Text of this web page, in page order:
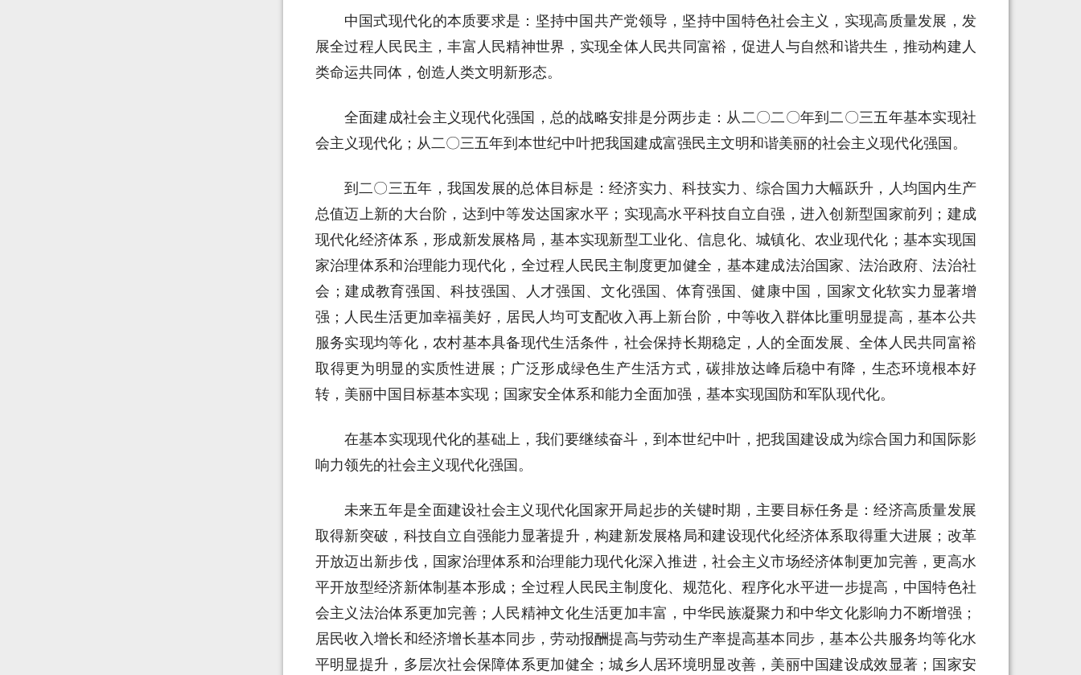
中国式现代化的本质要求是：坚持中国共产党领导，坚持中国特色社会主义，实现高质量发展，发
展全过程人民民主，丰富人民精神世界，实现全体人民共同富裕，促进人与自然和谐共生，推动构建人
类命运共同体，创造人类文明新形态。
全面建成社会主义现代化强国，总的战略安排是分两步走：从二〇二〇年到二〇三五年基本实现社
会主义现代化；从二〇三五年到本世纪中叶把我国建成富强民主文明和谐美丽的社会主义现代化强国。
到二〇三五年，我国发展的总体目标是：经济实力、科技实力、综合国力大幅跃升，人均国内生产
总值迈上新的大台阶，达到中等发达国家水平；实现高水平科技自立自强，进入创新型国家前列；建成
现代化经济体系，形成新发展格局，基本实现新型工业化、信息化、城镇化、农业现代化；基本实现国
家治理体系和治理能力现代化，全过程人民民主制度更加健全，基本建成法治国家、法治政府、法治社
会；建成教育强国、科技强国、人才强国、文化强国、体育强国、健康中国，国家文化软实力显著增
强；人民生活更加幸福美好，居民人均可支配收入再上新台阶，中等收入群体比重明显提高，基本公共
服务实现均等化，农村基本具备现代生活条件，社会保持长期稳定，人的全面发展、全体人民共同富裕
取得更为明显的实质性进展；广泛形成绿色生产生活方式，碳排放达峰后稳中有降，生态环境根本好
转，美丽中国目标基本实现；国家安全体系和能力全面加强，基本实现国防和军队现代化。
在基本实现现代化的基础上，我们要继续奋斗，到本世纪中叶，把我国建设成为综合国力和国际影
响力领先的社会主义现代化强国。
未来五年是全面建设社会主义现代化国家开局起步的关键时期，主要目标任务是：经济高质量发展
取得新突破，科技自立自强能力显著提升，构建新发展格局和建设现代化经济体系取得重大进展；改革
开放迈出新步伐，国家治理体系和治理能力现代化深入推进，社会主义市场经济体制更加完善，更高水
平开放型经济新体制基本形成；全过程人民民主制度化、规范化、程序化水平进一步提高，中国特色社
会主义法治体系更加完善；人民精神文化生活更加丰富，中华民族凝聚力和中华文化影响力不断增强；
居民收入增长和经济增长基本同步，劳动报酬提高与劳动生产率提高基本同步，基本公共服务均等化水
平明显提升，多层次社会保障体系更加健全；城乡人居环境明显改善，美丽中国建设成效显著；国家安